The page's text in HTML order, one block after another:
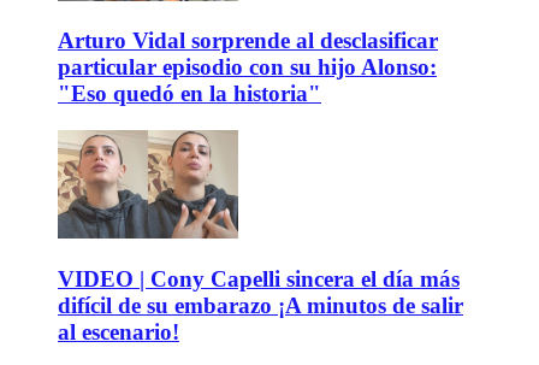
Arturo Vidal sorprende al desclasificar
particular episodio con su hijo Alonso:
"Eso quedó en la historia"
VIDEO | Cony Capelli sincera el día más
difícil de su embarazo ¡A minutos de salir
al escenario!